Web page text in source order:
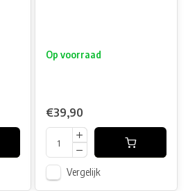
Op voorraad
€39,90
Vergelijk